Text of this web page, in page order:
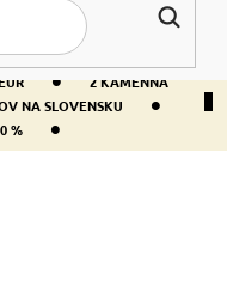
•
2 KAMENNÁ
NA SLOVENSKU
•
% •